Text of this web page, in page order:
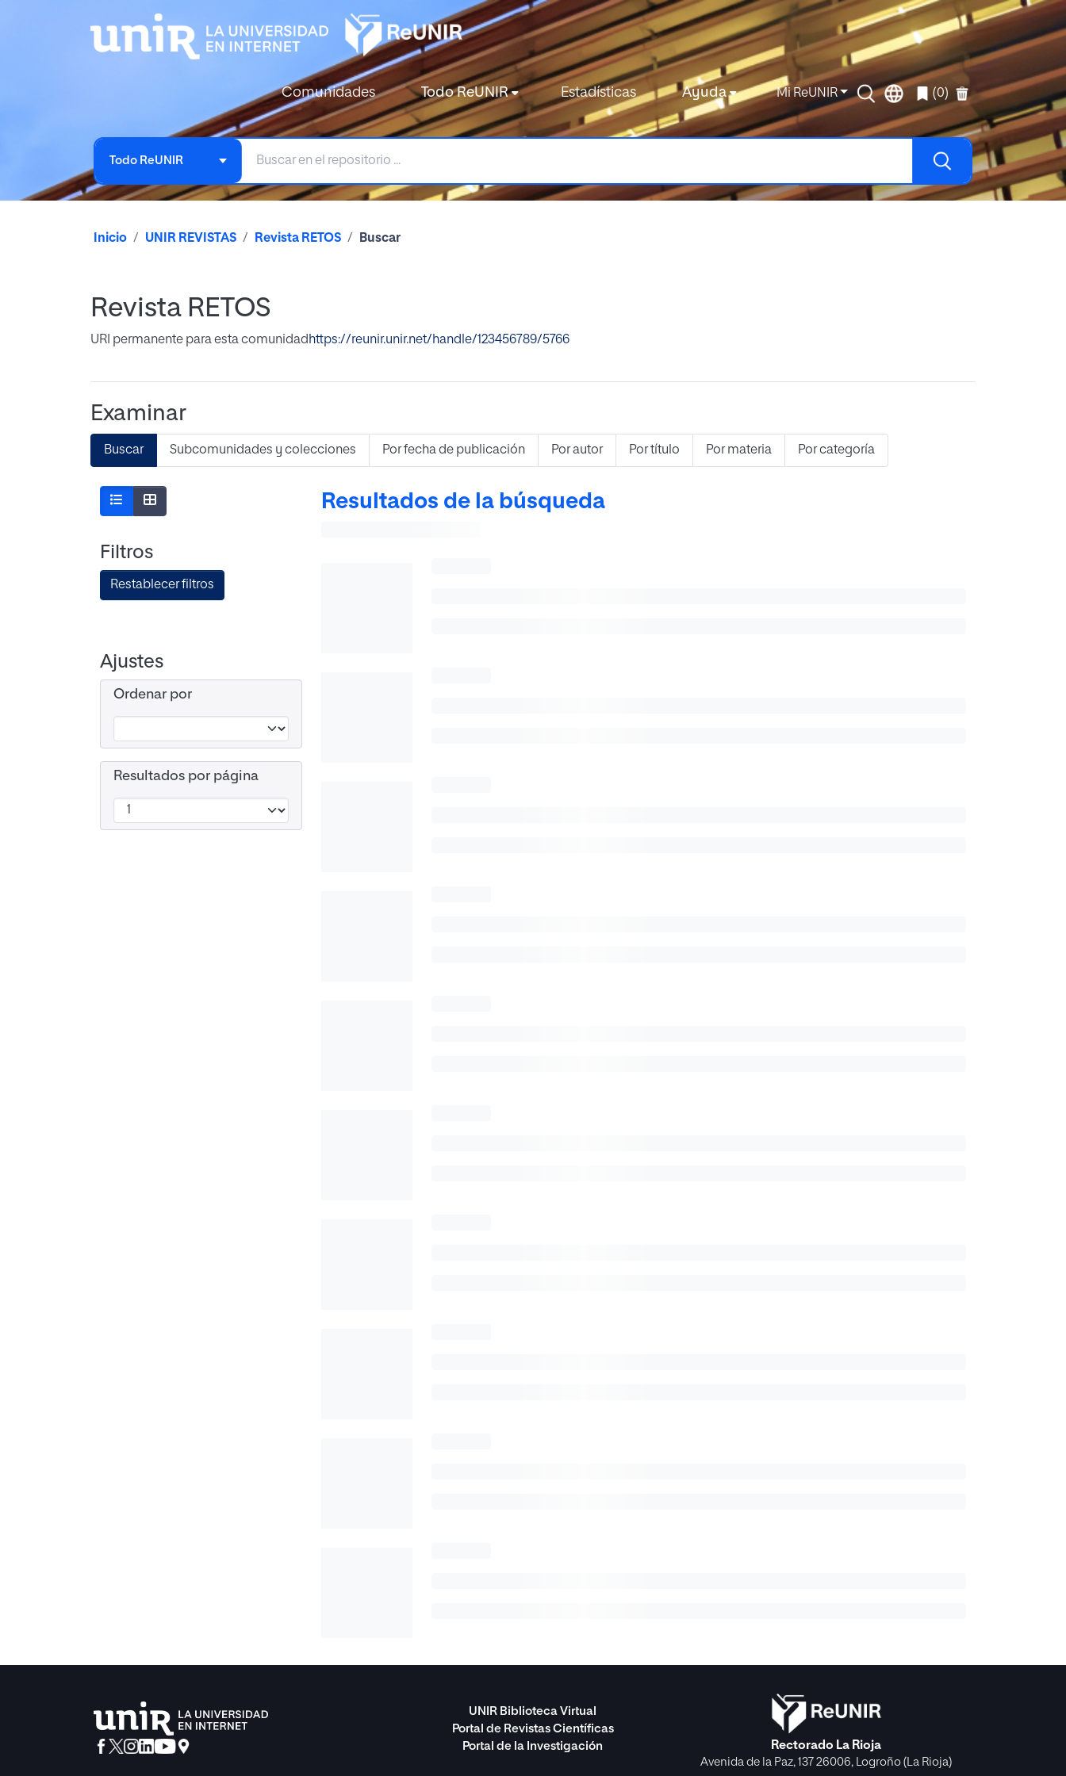
Comunidades Todo ReUNIR Estadísticas Ayuda Mi ReUNIR (0)
Todo ReUNIR
Inicio UNIR REVISTAS Revista RETOS Buscar
Revista RETOS
URI permanente para esta comunidad https://reunir.unir.net/handle/123456789/5766
Examinar
Buscar Subcomunidades y colecciones Por fecha de publicación Por autor Por título Por materia Por categoría
Filtros
Restablecer filtros
Ajustes
Ordenar por
Resultados por página
Resultados de la búsqueda
UNIR Biblioteca Virtual
Portal de Revistas Científicas
Portal de la Investigación
Rectorado La Rioja
Avenida de la Paz, 137 26006, Logroño (La Rioja)